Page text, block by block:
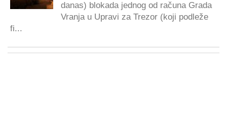
danas) blokada jednog od računa Grada
Vranja u Upravi za Trezor (koji podleže
fi...